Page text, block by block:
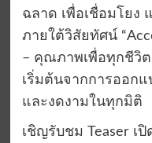
ฉลาด เพื่อเชื่อมโยง
ภายใต้วิสัยทัศน์
– คุณภาพเพื่อทุกชีวิ
เริ่มต้นจากการออก
และงดงามในทุกมิติ
เชิญรับชม Teaser เปิ